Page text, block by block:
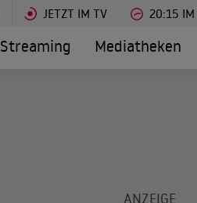
JETZT IM TV 20:15 IM
Streaming Mediatheken